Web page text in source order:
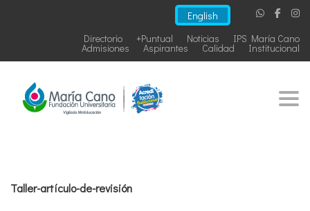
English
IPS María Cano
Noticias
+Puntual
Directorio
Institucional
Calidad
Aspirantes
Admisiones
Taller-artículo-de-revisión